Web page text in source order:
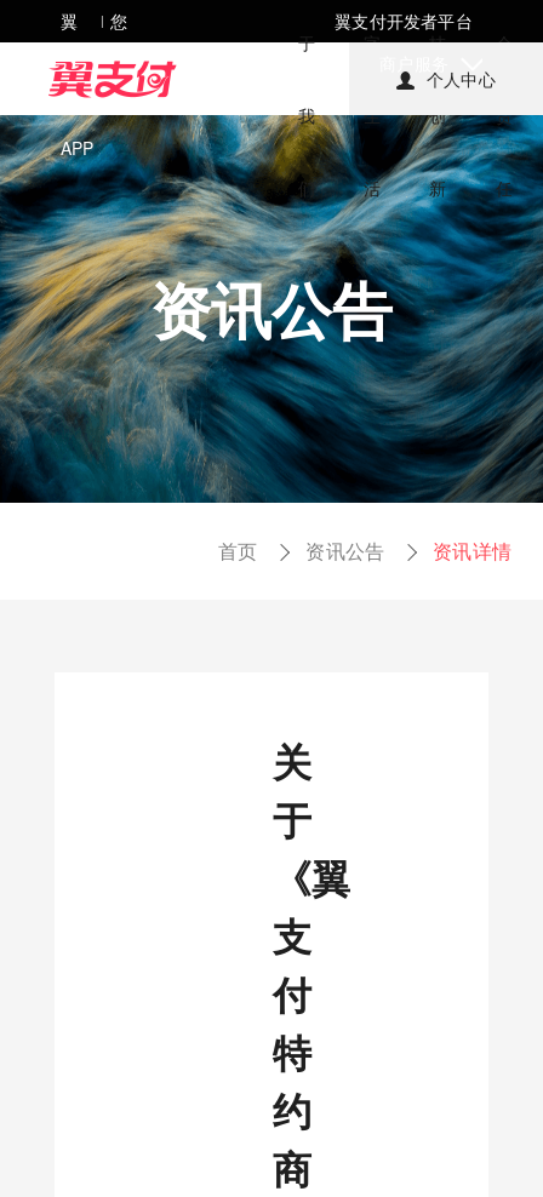
翼
支
APP
| 您
好，
欢迎
来到
翼支
付!
翼支付开发者平台
于
我
们
字
生
活
技
创
新
会
责
任
个人中心
资讯公告
首页 资讯公告 资讯详情
关
于
《翼
支
付
特
约
商